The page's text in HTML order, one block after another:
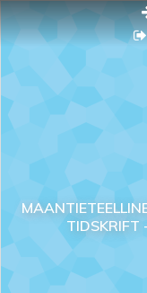
TIDSKRIFT